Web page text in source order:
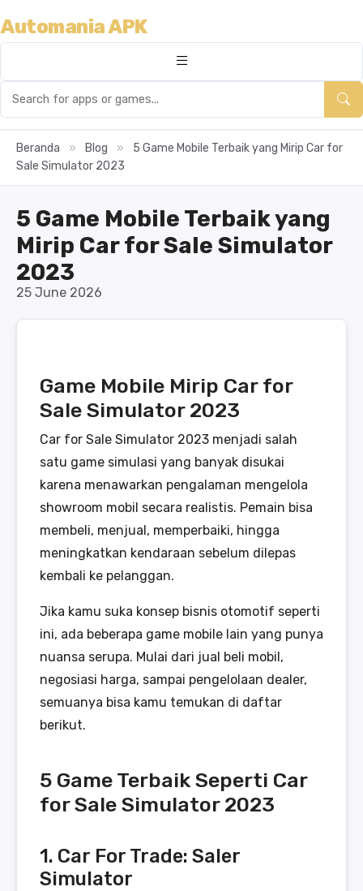
Automania APK
Beranda » Blog »
5 Game Mobile Terbaik yang Mirip Car for
Sale Simulator 2023
5 Game Mobile Terbaik yang
Mirip Car for Sale Simulator
2023
25 June 2026
Game Mobile Mirip Car for
Sale Simulator 2023
Car for Sale Simulator 2023 menjadi salah
satu game simulasi yang banyak disukai
karena menawarkan pengalaman mengelola
showroom mobil secara realistis. Pemain bisa
membeli, menjual, memperbaiki, hingga
meningkatkan kendaraan sebelum dilepas
kembali ke pelanggan.
Jika kamu suka konsep bisnis otomotif seperti
ini, ada beberapa game mobile lain yang punya
nuansa serupa. Mulai dari jual beli mobil,
negosiasi harga, sampai pengelolaan dealer,
semuanya bisa kamu temukan di daftar
berikut.
5 Game Terbaik Seperti Car
for Sale Simulator 2023
1. Car For Trade: Saler
Simulator